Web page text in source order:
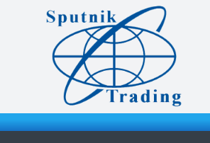
Перейти
содержимому